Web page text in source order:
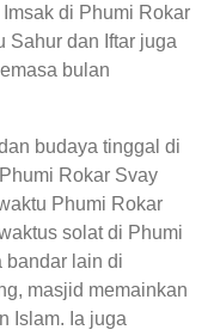
di Phumi Rokar
Sahur dan Iftar juga
bulan
budaya tinggal di
Rokar Svay
Phumi Rokar
solat di Phumi
bandar lain di
masjid memainkan
Islam. Ia juga